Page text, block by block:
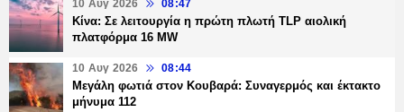
10 Αυγ 2026 08:47
Κίνα: Σε λειτουργία η πρώτη πλωτή TLP αιολική
πλατφόρμα 16 MW
10 Αυγ 2026 08:44
Μεγάλη φωτιά στον Κουβαρά: Συναγερμός και έκτακτο
μήνυμα 112